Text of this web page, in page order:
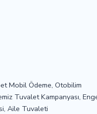
Mobil Ödeme, Otobilim
Tuvalet Kampanyası,
Aile Tuvaleti